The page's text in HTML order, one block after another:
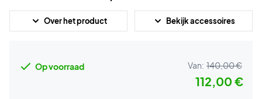
Over het product Bekijk accessoires
Op voorraad Van: 140,00 €
112,00 €